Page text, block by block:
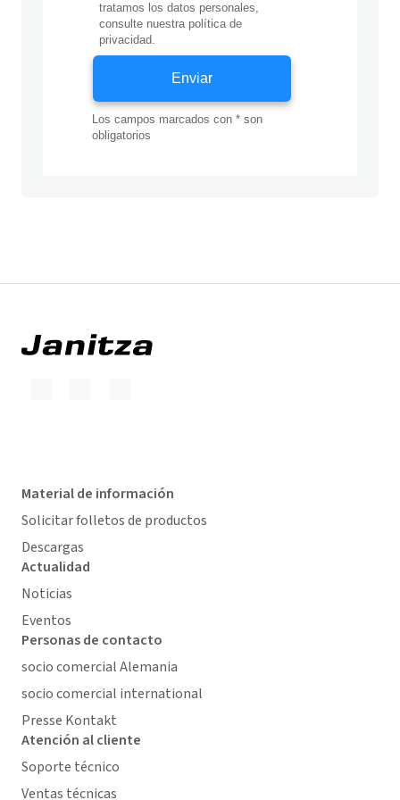
Material de información
Solicitar folletos de productos
Descargas
Actualidad
Noticias
Eventos
Personas de contacto
socio comercial Alemania
socio comercial international
Presse Kontakt
Atención al cliente
Soporte técnico
Ventas técnicas